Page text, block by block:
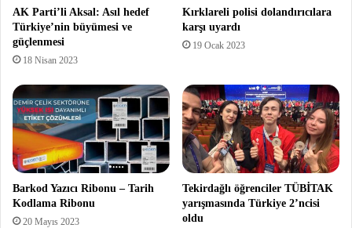
AK Parti’li Aksal: Asıl hedef
Türkiye’nin büyümesi ve
güçlenmesi
18 Nisan 2023
Kırklareli polisi dolandırıcılara
karşı uyardı
19 Ocak 2023
Barkod Yazıcı Ribonu – Tarih
Kodlama Ribonu
20 Mayıs 2023
Tekirdağlı öğrenciler TÜBİTAK
yarışmasında Türkiye 2’ncisi
oldu